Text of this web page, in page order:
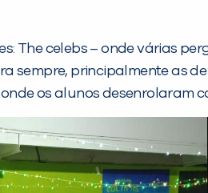
The celebs – onde várias
sempre, principalmente as
onde os alunos desenrolaram